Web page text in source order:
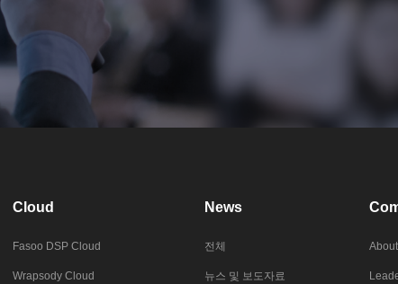
Cloud
Fasoo DSP Cloud
Wrapsody Cloud
News
전체
뉴스 및 보도자료